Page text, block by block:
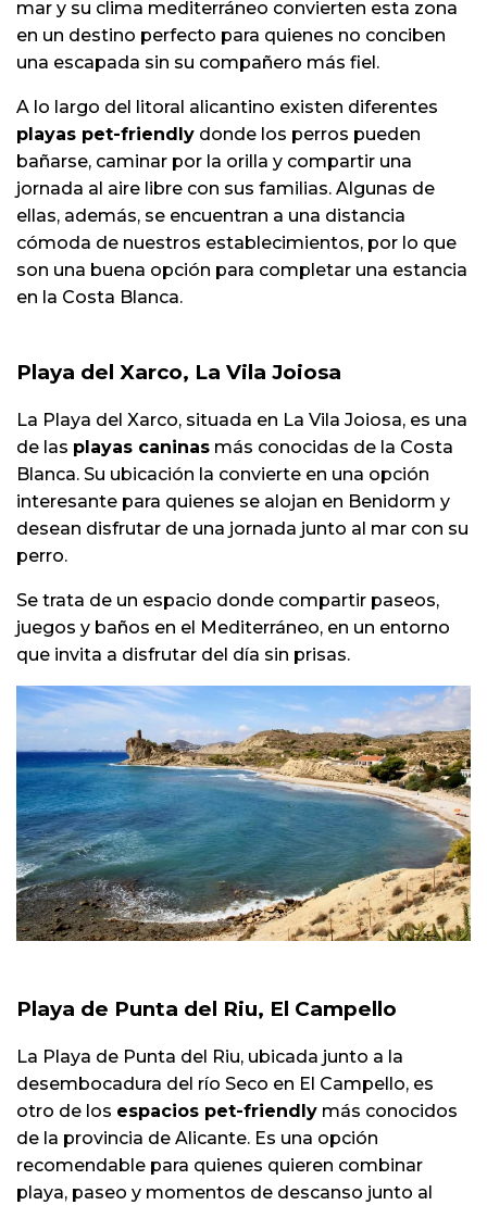
mar y su clima mediterráneo convierten esta zona
en un destino perfecto para quienes no conciben
una escapada sin su compañero más fiel.
A lo largo del litoral alicantino existen diferentes
playas pet-friendly donde los perros pueden
bañarse, caminar por la orilla y compartir una
jornada al aire libre con sus familias. Algunas de
ellas, además, se encuentran a una distancia
cómoda de nuestros establecimientos, por lo que
son una buena opción para completar una estancia
en la Costa Blanca.
Playa del Xarco, La Vila Joiosa
La Playa del Xarco, situada en La Vila Joiosa, es una
de las playas caninas más conocidas de la Costa
Blanca. Su ubicación la convierte en una opción
interesante para quienes se alojan en Benidorm y
desean disfrutar de una jornada junto al mar con su
perro.
Se trata de un espacio donde compartir paseos,
juegos y baños en el Mediterráneo, en un entorno
que invita a disfrutar del día sin prisas.
Playa de Punta del Riu, El Campello
La Playa de Punta del Riu, ubicada junto a la
desembocadura del río Seco en El Campello, es
otro de los espacios pet-friendly más conocidos
de la provincia de Alicante. Es una opción
recomendable para quienes quieren combinar
playa, paseo y momentos de descanso junto al